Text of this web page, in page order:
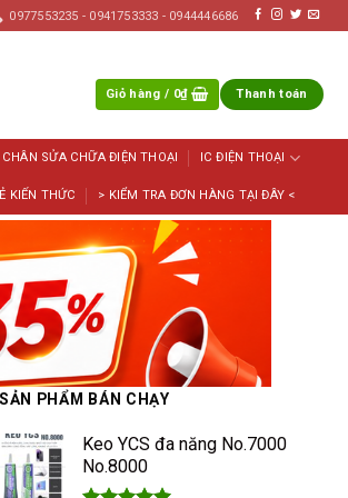
0977553235 - 0941753333 - 0944446686
Giỏ hàng / 0₫ Thanh toán
SỬA CHỮA ĐIỆN THOẠI IC ĐIỆN THOẠI
KIẾN THỨC > KIỂM TRA ĐƠN HÀNG TẠI ĐÂY <
SẢN PHẨM BÁN CHẠY
Keo YCS đa năng No.7000
No.8000